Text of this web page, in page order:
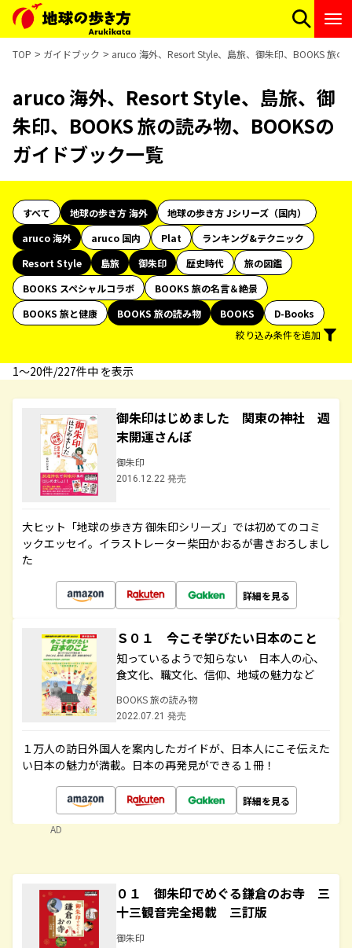
TOP ガイドブック aruco 海外、Resort Style、島旅、御朱印、BOOKS 旅の
aruco 海外、Resort Style、島旅、御
朱印、BOOKS 旅の読み物、BOOKSの
ガイドブック一覧
すべて 地球の歩き方 海外
地球の歩き方 Jシリーズ（国内）
aruco 海外
aruco 国内 Plat
ランキング&テクニック
Resort Style
島旅 御朱印 歴史時代
旅の図鑑
BOOKS スペシャルコラボ
BOOKS 旅の名言＆絶景
BOOKS 旅と健康
BOOKS 旅の読み物 BOOKS
D-Books
絞り込み条件を追加
1〜20件/227件中 を表示
御朱印はじめました 関東の神社 週
末開運さんぽ
御朱印
2016.12.22 発売
大ヒット「地球の歩き方 御朱印シリーズ」では初めてのコミ
ックエッセイ。イラストレーター柴田かおるが書きおろしまし
た
詳細を見る
Ｓ０１ 今こそ学びたい日本のこと
知っているようで知らない 日本人の心、
食文化、職文化、信仰、地域の魅力など
BOOKS 旅の読み物
2022.07.21 発売
１万人の訪日外国人を案内したガイドが、日本人にこそ伝えた
い日本の魅力が満載。日本の再発見ができる１冊！
詳細を見る
AD
０１ 御朱印でめぐる鎌倉のお寺 三
十三観音完全掲載 三訂版
御朱印